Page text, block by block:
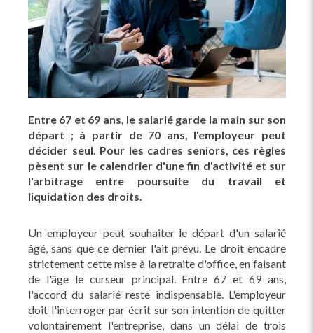
Entre 67 et 69 ans, le salarié garde la main sur son
départ ; à partir de 70 ans, l'employeur peut
décider seul. Pour les cadres seniors, ces règles
pèsent sur le calendrier d'une fin d'activité et sur
l'arbitrage entre poursuite du travail et
liquidation des droits.
Un employeur peut souhaiter le départ d'un salarié
âgé, sans que ce dernier l'ait prévu. Le droit encadre
strictement cette mise à la retraite d'office, en faisant
de l'âge le curseur principal. Entre 67 et 69 ans,
l'accord du salarié reste indispensable. L'employeur
doit l'interroger par écrit sur son intention de quitter
volontairement l'entreprise, dans un délai de trois